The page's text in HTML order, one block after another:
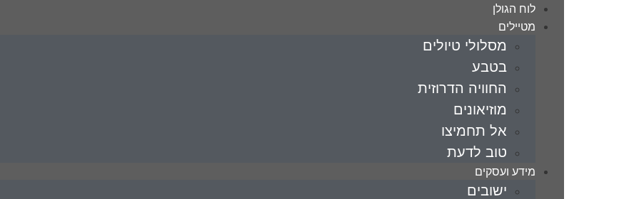
לוח הגולן
מטיילים
מסלולי טיולים
בטבע
החוויה הדרוזית
מוזיאונים
אל תחמיצו
טוב לדעת
מידע ועסקים
ישובים